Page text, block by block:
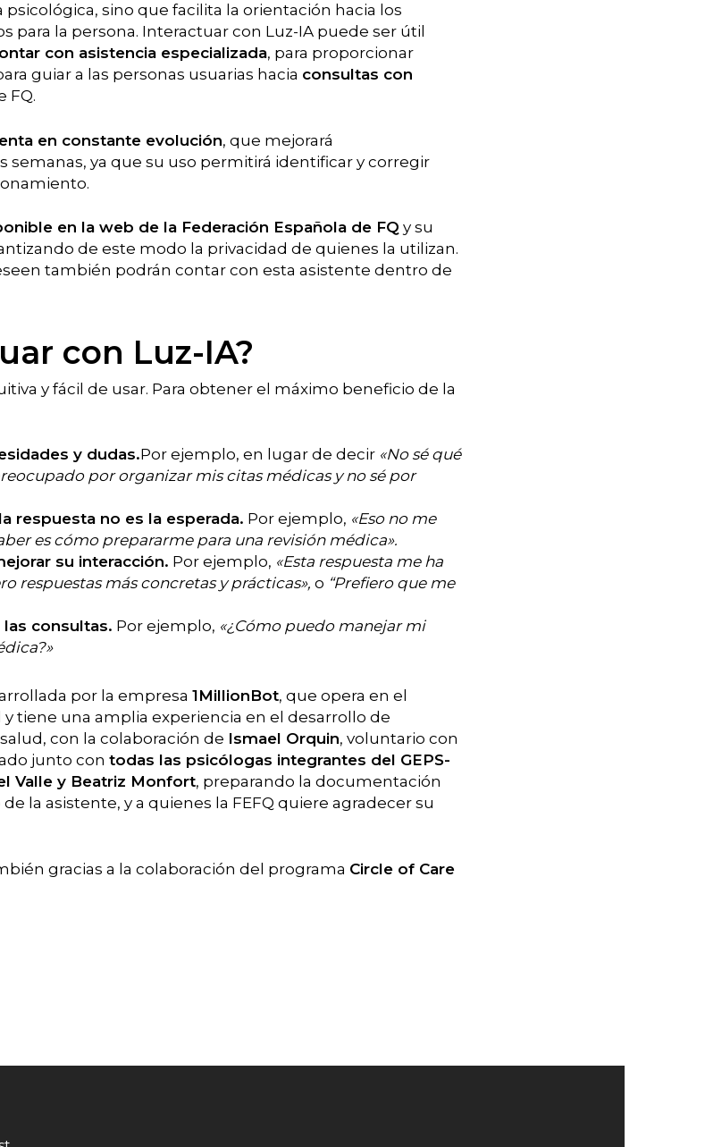
psicológica, sino que facilita la orientación hacia los
para la persona. Interactuar con Luz-IA puede ser útil
con asistencia especializada, para proporcionar
guiar a las personas usuarias hacia consultas con
FQ.
en constante evolución, que mejorará
semanas, ya que su uso permitirá identificar y corregir
en la web de la Federación Española de FQ y su
de este modo la privacidad de quienes la utilizan.
también podrán contar con esta asistente dentro de
con Luz-IA?
y fácil de usar. Para obtener el máximo beneficio de la
y dudas.Por ejemplo, en lugar de decir «No sé qué
por organizar mis citas médicas y no sé por
respuesta no es la esperada. Por ejemplo, «Eso no me
es cómo prepararme para una revisión médica».
su interacción. Por ejemplo, «Esta respuesta me ha
respuestas más concretas y prácticas», o “Prefiero que me
consultas. Por ejemplo, «¿Cómo puedo manejar mi
por la empresa 1MillionBot, que opera en el
tiene una amplia experiencia en el desarrollo de
con la colaboración de Ismael Orquin, voluntario con
junto con todas las psicólogas integrantes del GEPS-
Valle y Beatriz Monfort, preparando la documentación
la asistente, y a quienes la FEFQ quiere agradecer su
gracias a la colaboración del programa Circle of Care